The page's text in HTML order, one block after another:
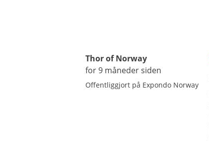
Thor of Norway
for 9 måneder siden
Offentliggjort på Expondo Norway